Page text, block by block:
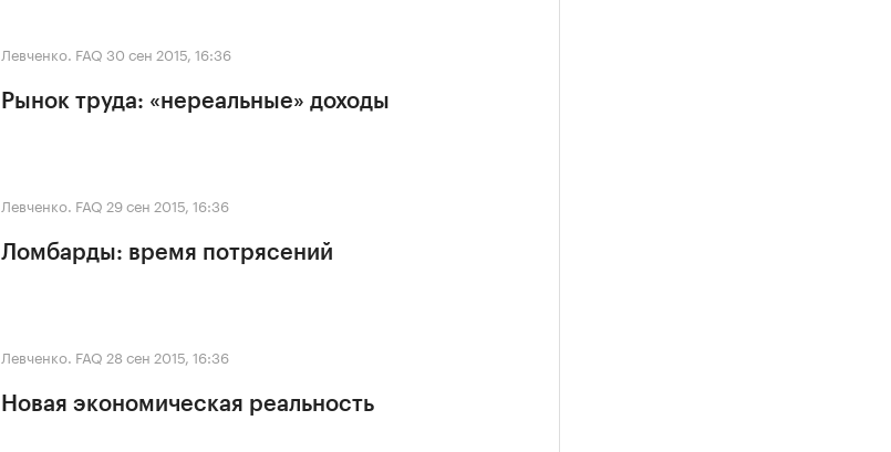
Левченко. FAQ 30 сен 2015, 16:36
Рынок труда: «нереальные» доходы
Левченко. FAQ 29 сен 2015, 16:36
Ломбарды: время потрясений
Левченко. FAQ 28 сен 2015, 16:36
Новая экономическая реальность